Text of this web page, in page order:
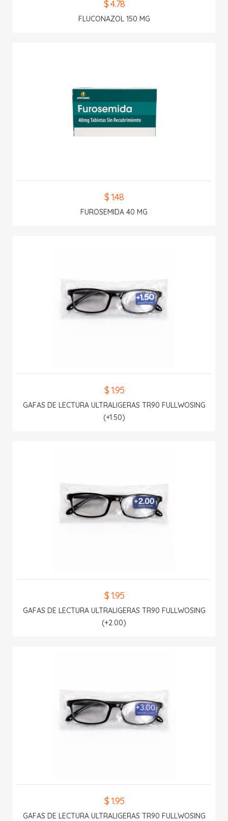
$ 4.78
FLUCONAZOL 150 MG
$ 1.48
FUROSEMIDA 40 MG
$ 1.95
GAFAS DE LECTURA ULTRALIGERAS TR90 FULLWOSING
(+1.50)
$ 1.95
GAFAS DE LECTURA ULTRALIGERAS TR90 FULLWOSING
(+2.00)
$ 1.95
GAFAS DE LECTURA ULTRALIGERAS TR90 FULLWOSING